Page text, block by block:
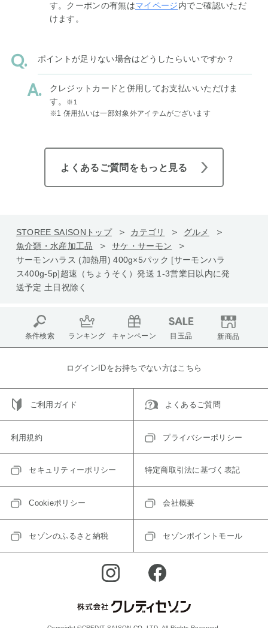
す。クーポンの有無はマイページ内でご確認いただ
けます。
ポイントが足りない場合はどうしたらいいですか？
クレジットカードと併用してお支払いいただけま
す。
※1
※1 併用払いは一部対象外アイテムがございます
よくあるご質問をもっと見る
STOREE SAISONトップ カテゴリ
グルメ
魚介類・水産加工品
サケ・サーモン
サーモンハラス (加熱用) 400g×5パック [サーモンハラ
ス400g-5p]超速（ちょうそく）発送 1-3営業日以内に発
送予定 土日祝除く
条件検索 ランキング キャンペーン 目玉品 新商品
ログインIDをお持ちでない方はこちら
ご利用ガイド よくあるご質問
利用規約 プライバシーポリシー
セキュリティーポリシー 特定商取引法に基づく表記
Cookieポリシー 会社概要
セゾンのふるさと納税 セゾンポイントモール